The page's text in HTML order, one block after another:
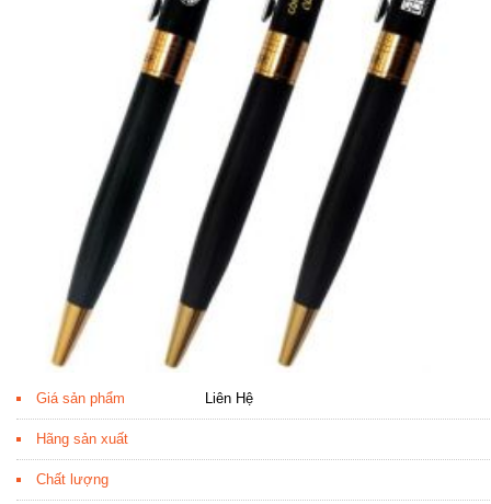
Giá sản phẩm Liên Hệ
Hãng sản xuất
Chất lượng